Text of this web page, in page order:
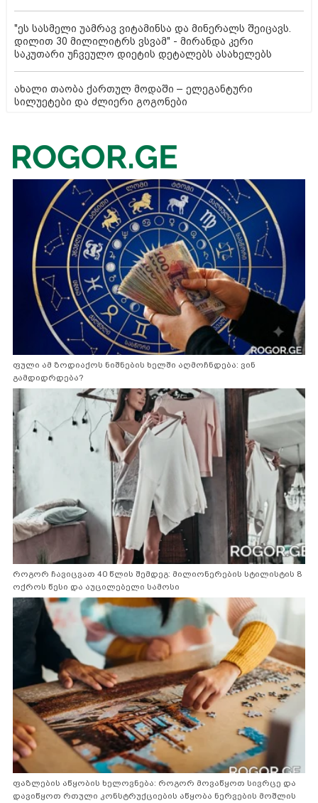
"ეს სასმელი უამრავ ვიტამინსა და მინერალს შეიცავს.
დილით 30 მილილიტრს ვსვამ" - მირანდა კერი
საკუთარი უჩვეულო დიეტის დეტალებს ასახელებს
ახალი თაობა ქართულ მოდაში – ელეგანტური
სილუეტები და ძლიერი გოგონები
ფული ამ ზოდიაქოს ნიშნების ხელში აღმოჩნდება: ვინ
გამდიდრდება?
როგორ ჩავიცვათ 40 წლის შემდეგ: მილიონერების სტილისტის 8
ოქროს წესი და აუცილებელი სამოსი
ფაზლების აწყობის ხელოვნება: როგორ მოვაწყოთ სივრცე და
დავიწყოთ რთული კონსტრუქციების აწყობა ნერვების მოშლის